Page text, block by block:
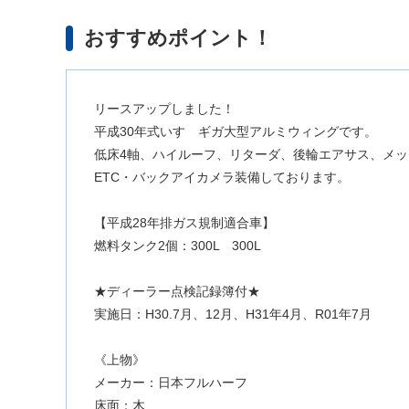
おすすめポイント！
リースアップしました！
平成30年式いすゞギガ大型アルミウィングです。
低床4軸、ハイルーフ、リターダ、後輪エアサス、メッ
ETC・バックアイカメラ装備しております。
【平成28年排ガス規制適合車】
燃料タンク2個：300L 300L
★ディーラー点検記録簿付★
実施日：H30.7月、12月、H31年4月、R01年7月
《上物》
メーカー：日本フルハーフ
床面：木